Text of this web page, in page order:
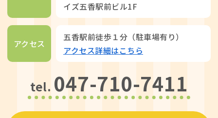
イズ五香駅前ビル1F
アクセス
五香駅前徒歩１分（駐車場有り）
アクセス詳細はこちら
tel. 047-710-7411